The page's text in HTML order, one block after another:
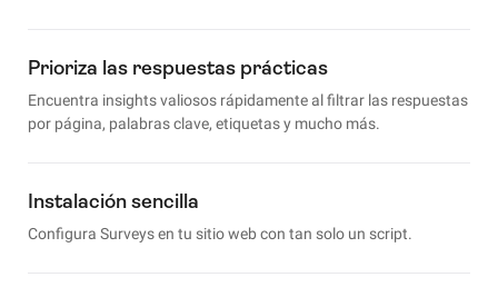
Prioriza las respuestas prácticas
Encuentra insights valiosos rápidamente al filtrar las respuestas
por página, palabras clave, etiquetas y mucho más.
Instalación sencilla
Configura Surveys en tu sitio web con tan solo un script.